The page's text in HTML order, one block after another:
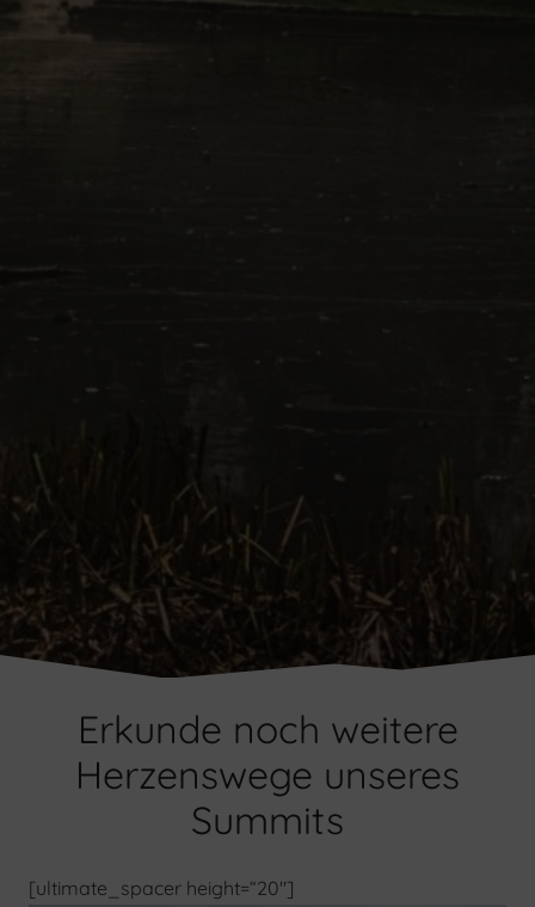
Erkunde noch weitere
Herzenswege unseres
Summits
[ultimate_spacer height=“20″]